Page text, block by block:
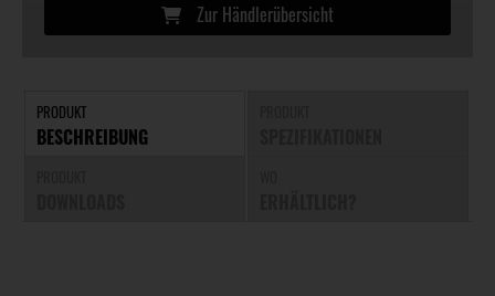
Zur Händlerübersicht
PRODUKT
BESCHREIBUNG